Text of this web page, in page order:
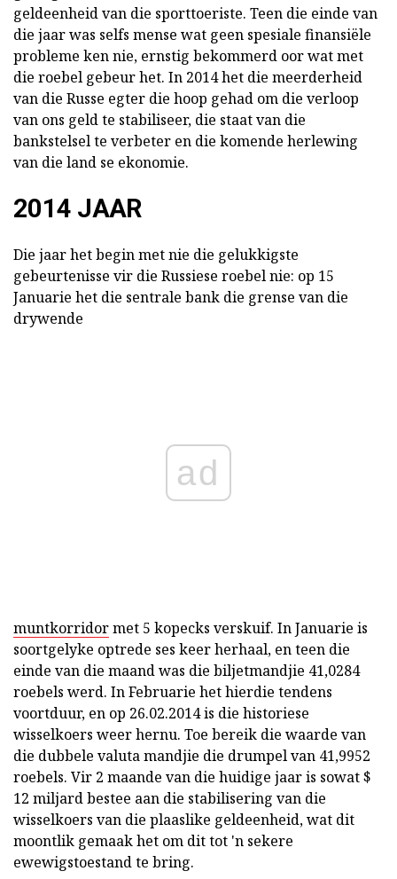
geldeenheid van die sporttoeriste. Teen die einde van
die jaar was selfs mense wat geen spesiale finansiële
probleme ken nie, ernstig bekommerd oor wat met
die roebel gebeur het. In 2014 het die meerderheid
van die Russe egter die hoop gehad om die verloop
van ons geld te stabiliseer, die staat van die
bankstelsel te verbeter en die komende herlewing
van die land se ekonomie.
2014 JAAR
Die jaar het begin met nie die gelukkigste
gebeurtenisse vir die Russiese roebel nie: op 15
Januarie het die sentrale bank die grense van die
drywende
ad
muntkorridormet 5 kopecks verskuif. In Januarie is
soortgelyke optrede ses keer herhaal, en teen die
einde van die maand was die biljetmandjie 41,0284
roebels werd. In Februarie het hierdie tendens
voortduur, en op 26.02.2014 is die historiese
wisselkoers weer hernu. Toe bereik die waarde van
die dubbele valuta mandjie die drumpel van 41,9952
roebels. Vir 2 maande van die huidige jaar is sowat $
12 miljard bestee aan die stabilisering van die
wisselkoers van die plaaslike geldeenheid, wat dit
moontlik gemaak het om dit tot 'n sekere
ewewigstoestand te bring.